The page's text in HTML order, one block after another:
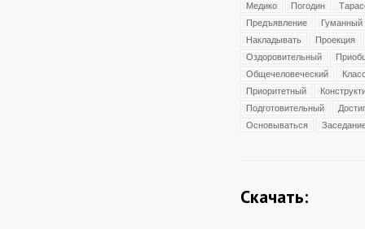
Медико
Погодин
Предъявление
Гуманный
Накладывать
Проекция
Оздоровительный
Общечеловеческий
Приоритетный
Подготовительный
Основываться
Скачать: